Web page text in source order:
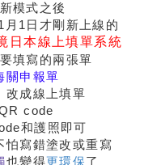
模式之後
1日才剛新上線的
日本線上填單系統
填寫的兩張單
關申報單
改成線上填單
code
和護照即可
怕寫錯塗改或重寫
也變得更環保了